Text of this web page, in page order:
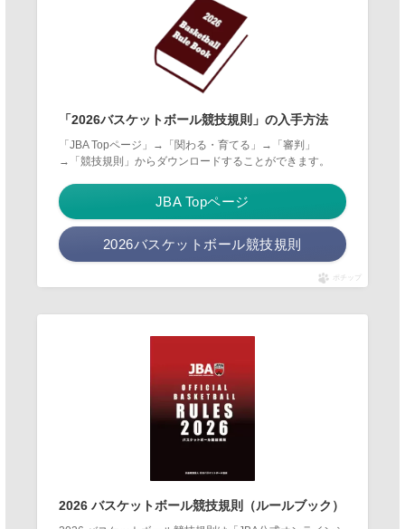
「2026バスケットボール競技規則」の入手方法
「JBA Topページ」→「関わる・育てる」→「審判」
→「競技規則」からダウンロードすることができます。
JBA Topページ
2026バスケットボール競技規則
ポチップ
2026 バスケットボール競技規則（ルールブック）